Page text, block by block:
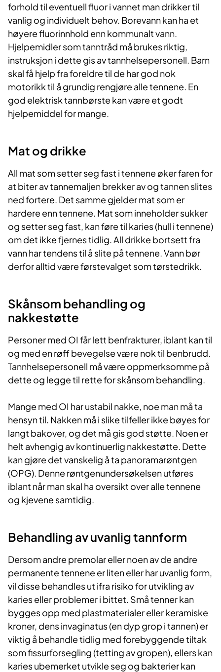
forhold til eventuell fluor i vannet man drikker til
vanlig og individuelt behov. Borevann kan ha et
høyere fluorinnhold enn kommunalt vann.
Hjelpemidler som tanntråd må brukes riktig,
instruksjon i dette gis av tannhelsepersonell. Barn
skal få hjelp fra foreldre til de har god nok
motorikk til å grundig rengjøre alle tennene. En
god elektrisk tannbørste kan være et godt
hjelpemiddel for mange.
Mat og drikke
All mat som setter seg fast i tennene øker faren for
at biter av tannemaljen brekker av og tannen slites
ned fortere. Det samme gjelder mat som er
hardere enn tennene. Mat som inneholder sukker
og setter seg fast, kan føre til karies (hull i tennene)
om det ikke fjernes tidlig. All drikke bortsett fra
vann har tendens til å slite på tennene. Vann bør
derfor alltid være førstevalget som tørstedrikk.
​Skånsom behandling og
nakkestøtte
Personer med OI får lett benfrakturer, iblant kan til
og med en røff bevegelse være nok til benbrudd.
Tannhelsepersonell må være oppmerksomme på
dette og legge til rette for skånsom behandling.
Mange med OI har ustabil nakke, noe man må ta
hensyn til. Nakken må i slike tilfeller ikke bøyes for
langt bakover, og det må gis god støtte. Noen er
helt avhengig av kontinuerlig nakkestøtte. Dette
kan gjøre det vanskelig å ta panoramarøntgen
(OPG). Denne røntgenundersøkelsen utføres
iblant når man skal ha oversikt over alle tennene
og kjevene samtidig.
Behandling av uvanlig tannform
Dersom andre premolar eller noen av de andre
permanente tennene er liten eller har uvanlig form,
vil disse behandles ut ifra risiko for utvikling av
karies eller problemer i bittet. Små tenner kan
bygges opp med plastmaterialer eller keramiske
kroner, dens invaginatus (en dyp grop i tannen) er
viktig å behandle tidlig med forebyggende tiltak
som fissurforsegling (tetting av gropen), ellers kan
karies ubemerket utvikle seg og bakterier kan